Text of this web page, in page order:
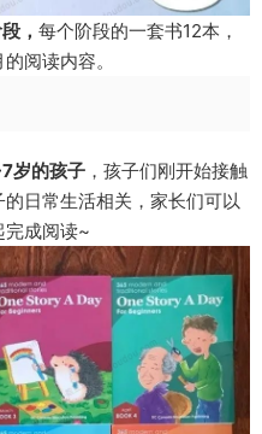
， 每个阶段的一套书12本，
阅读内容。
岁的孩子 ，孩子们刚开始接触
日常生活相关，家长们可以
完成阅读~